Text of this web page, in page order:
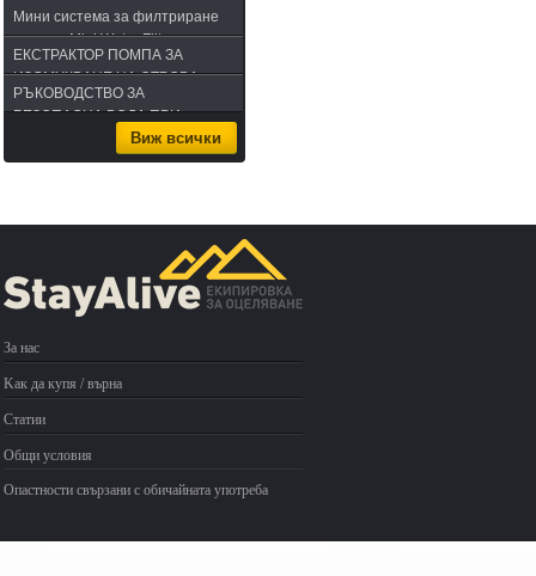
Мини система за филтриране
на вода Mini Water Filter
ЕКСТРАКТОР ПОМПА ЗА
ИЗСМУКВАНЕ НА ОТРОВА -
комплект за извличане на
РЪКОВОДСТВО ЗА
БЕЗОПАСНА ВОДА ПРИ
Виж всички
За нас
Kак да купя / върна
Статии
Общи условия
Опастности свързани с обичайната употреба